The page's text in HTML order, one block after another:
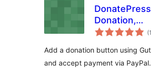
Donation,
Platform
(1
Add a donation button using
and accept payment via PayPal.